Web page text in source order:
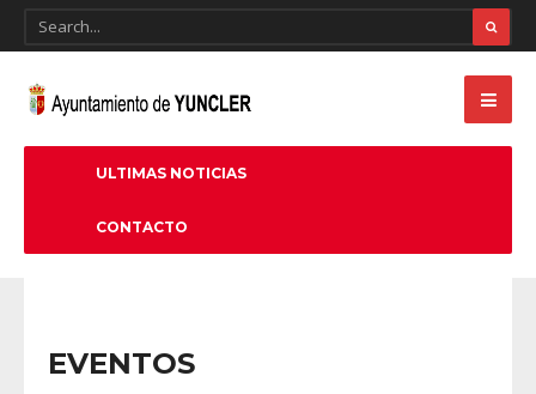
ULTIMAS NOTICIAS
CONTACTO
EVENTOS